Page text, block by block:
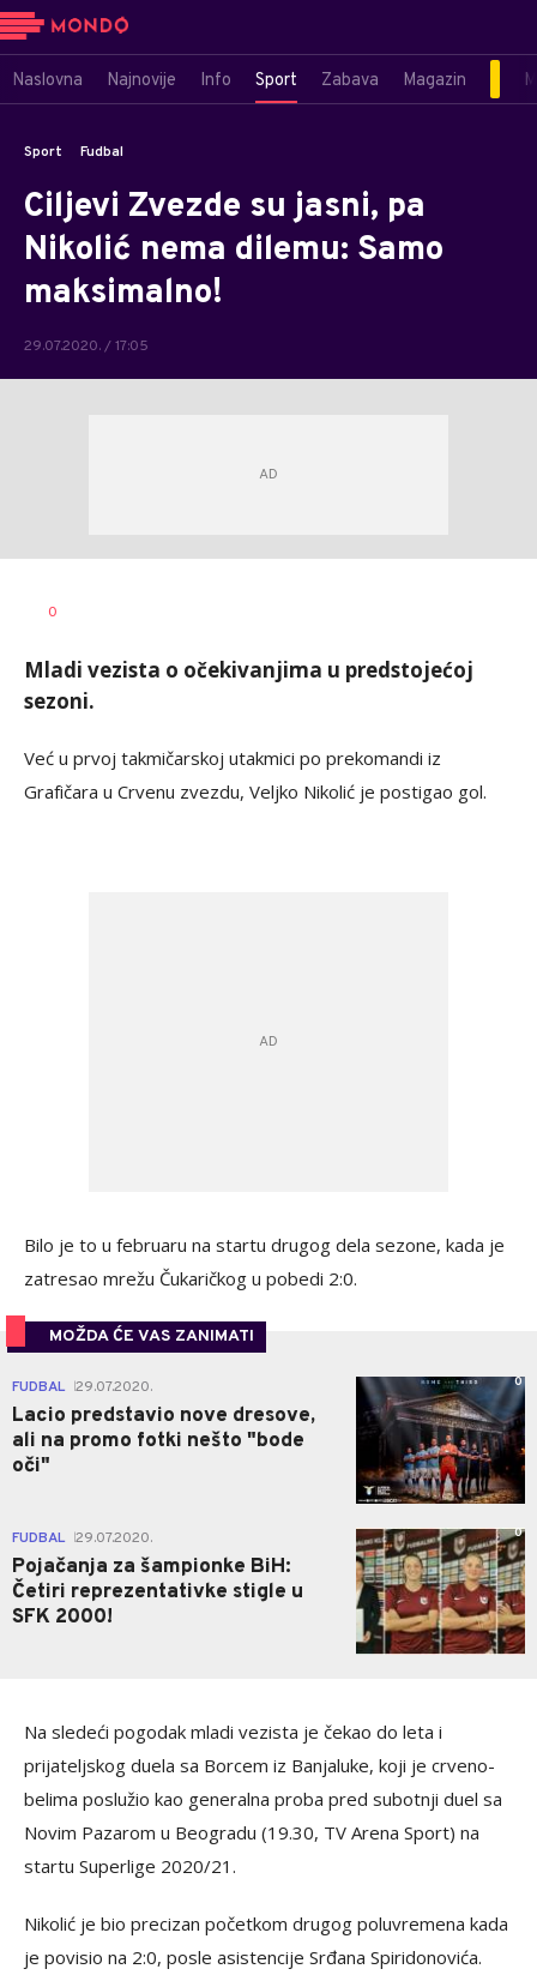
Naslovna Najnovije Info Sport Zabava Magazin
Sport Fudbal
Ciljevi Zvezde su jasni, pa
Nikolić nema dilemu: Samo
maksimalno!
29.07.2020. / 17:05
AUTOR
0
Mladi vezista o očekivanjima u predstojećoj
sezoni.
Već u prvoj takmičarskoj utakmici po prekomandi iz
Grafičara u Crvenu zvezdu, Veljko Nikolić je postigao gol.
Bilo je to u februaru na startu drugog dela sezone, kada je
zatresao mrežu Čukaričkog u pobedi 2:0.
MOŽDA ĆE VAS ZANIMATI
FUDBAL 29.07.2020.
Lacio predstavio nove dresove,
ali na promo fotki nešto "bode
oči"
0
FUDBAL 29.07.2020.
Pojačanja za šampionke BiH:
Četiri reprezentativke stigle u
SFK 2000!
0
Na sledeći pogodak mladi vezista je čekao do leta i
prijateljskog duela sa Borcem iz Banjaluke, koji je crveno-
belima poslužio kao generalna proba pred subotnji duel sa
Novim Pazarom u Beogradu (19.30, TV Arena Sport) na
startu Superlige 2020/21.
Nikolić je bio precizan početkom drugog poluvremena kada
je povisio na 2:0, posle asistencije Srđana Spiridonovića.